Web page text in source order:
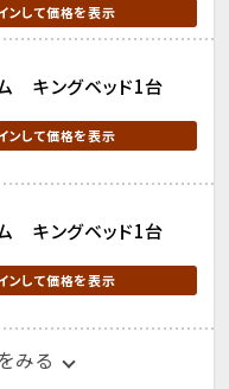
ンして価格を表示
キングベッド1台
ンして価格を表示
キングベッド1台
ンして価格を表示
みる